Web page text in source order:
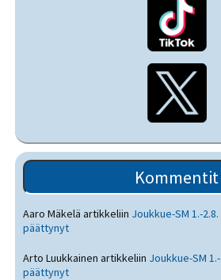
Kommentit
Aaro Mäkelä artikkeliin Joukkue-SM 1.-
päättynyt
Arto Luukkainen artikkeliin Joukkue-SM
päättynyt